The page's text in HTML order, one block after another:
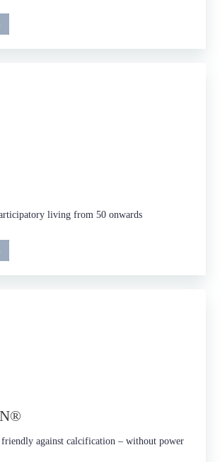
living from 50 onwards
against calcification – without power